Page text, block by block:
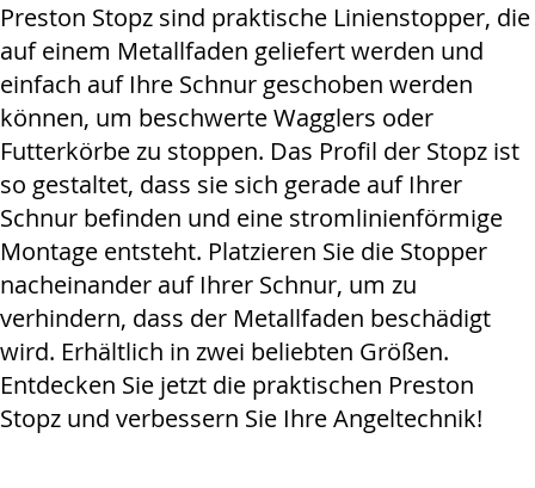
Preston Stopz sind praktische Linienstopper, die
auf einem Metallfaden geliefert werden und
einfach auf Ihre Schnur geschoben werden
können, um beschwerte Wagglers oder
Futterkörbe zu stoppen. Das Profil der Stopz ist
so gestaltet, dass sie sich gerade auf Ihrer
Schnur befinden und eine stromlinienförmige
Montage entsteht. Platzieren Sie die Stopper
nacheinander auf Ihrer Schnur, um zu
verhindern, dass der Metallfaden beschädigt
wird. Erhältlich in zwei beliebten Größen.
Entdecken Sie jetzt die praktischen Preston
Stopz und verbessern Sie Ihre Angeltechnik!